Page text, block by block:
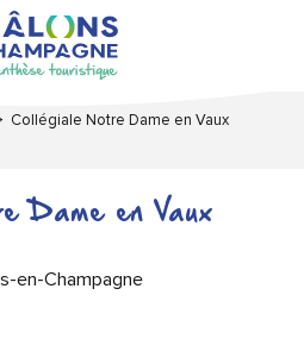
Collégiale Notre Dame en Vaux
Dame en Vaux
en-Champagne